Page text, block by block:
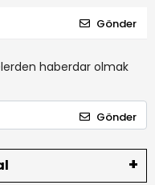
Gönder
haberdar olmak
Gönder